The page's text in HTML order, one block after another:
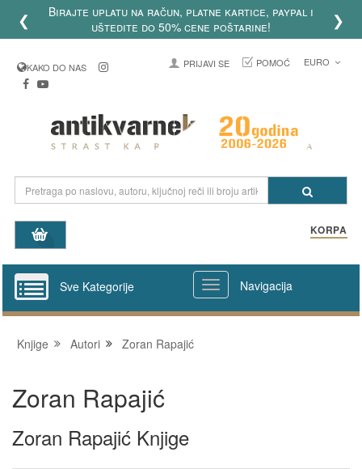
❮
Birajte uplatu na račun, platne kartice, paypal i
uštedite do 50% cene poštarine!
❯
KAKO DO NAS PRIJAVI SE POMOĆ EURO
KORPA
Sve Kategorije Navigacija
Knjige Autori Zoran Rapajić
Zoran Rapajić
Zoran Rapajić Knjige